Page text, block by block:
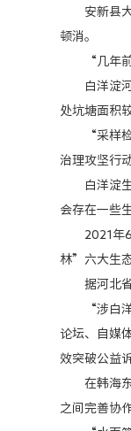
安新县大
顿消。
“几年前这
白洋淀河
处坑塘面积
“采样检验
治理攻坚行
白洋淀生
会存在一些
2021年6月
林”六大生
据河北省
“涉白洋淀
论坛、自媒
效突破公益
在韩海东
之间完善协